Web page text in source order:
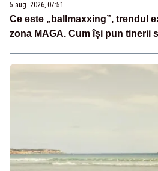
5 aug. 2026, 07:51
Ce este „ballmaxxing”, trendul
zona MAGA. Cum își pun tinerii